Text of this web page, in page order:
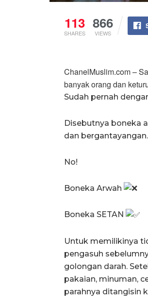
113
SHARES
866
VIEWS
ChanelMuslim.com –
banyak orang dan
Sudah pernah
Disebutnya boneka
dan
No!
Boneka Arwah
Boneka SETAN
Untuk memilikinya
pengasuh
golongan darah.
pakaian, minuman,
parahnya ditangisin